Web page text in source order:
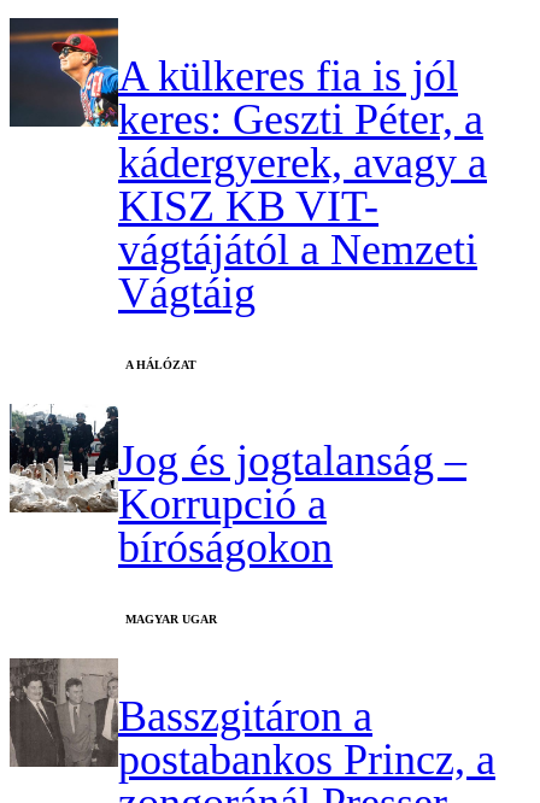
A külkeres fia is jól
keres: Geszti Péter, a
kádergyerek, avagy a
KISZ KB VIT-
vágtájától a Nemzeti
Vágtáig
A HÁLÓZAT
Jog és jogtalanság –
Korrupció a
bíróságokon
MAGYAR UGAR
Basszgitáron a
postabankos Princz, a